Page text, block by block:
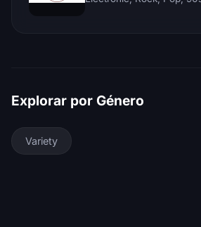
Explorar por Género
Variety